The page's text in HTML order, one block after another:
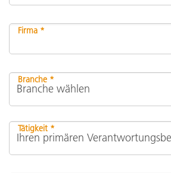
Firma *
Branche *
Tätigkeit *